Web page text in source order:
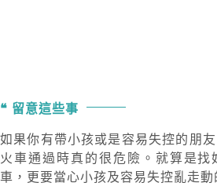
留意這些事
如果你有帶小孩或是容易失控的朋
火車通過時真的很危險。就算是找
車，更要當心小孩及容易失控亂走動